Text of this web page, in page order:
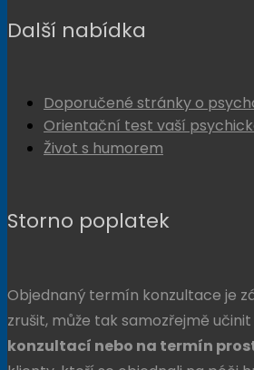
Další nabídka
Doporučené stránky o
Orientační test vaší
Život s humorem
Storno poplatek
Objednaný termín konzultace je
zrušit, může tak samozřejmě
konzultací nebo na termín